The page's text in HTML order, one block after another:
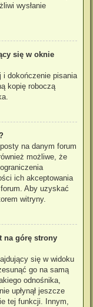
wysłanie
się w oknie
i dokończenie pisania
kopię roboczą
na danym forum
możliwe, że
ich akceptowania
Aby uzyskać
witryny.
na górę strony
się w widoku
go na samą
odnośnika,
upłynął jeszcze
tej funkcji. Innym,